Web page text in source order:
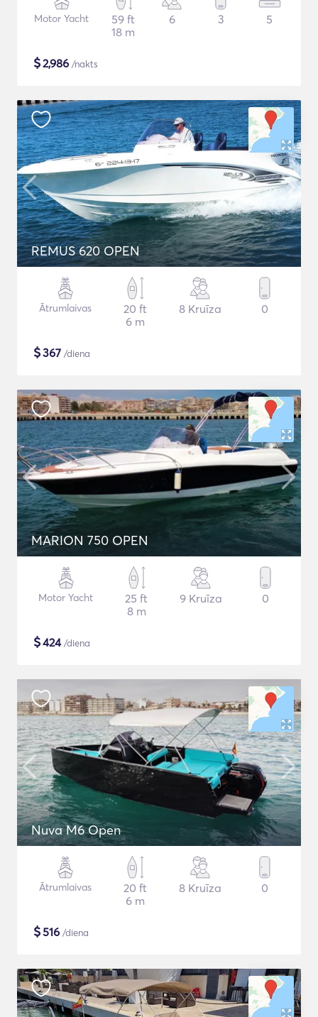
Motor Yacht
59 ft
18 m
6 3 5
$2,986 /nakts
REMUS 620 OPEN
Ātrumlaivas
20 ft
6 m
8 Kruīza 0
$367 /diena
MARION 750 OPEN
Motor Yacht
25 ft
8 m
9 Kruīza 0
$424/diena
Nuva M6 Open
Ātrumlaivas
20 ft
6 m
8 Kruīza 0
$516 /diena